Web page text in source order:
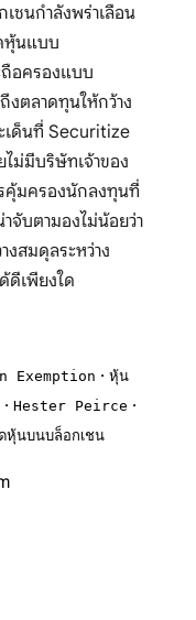
ชนกำลังพร่าเลือน
หุ้นแบบ
อครองแบบ
งตลาดทุนให้กว้าง
ด็นที่ Securitize
ม่มีบริษัทเจ้าของ
คุ้มครองนักลงทุนที่
จับตามองไม่น้อยว่า
งสมดุลระหว่าง
ดีเพียงใด
Exemption · หุ้น
· Hester Peirce ·
หุ้นบนบล็อกเชน